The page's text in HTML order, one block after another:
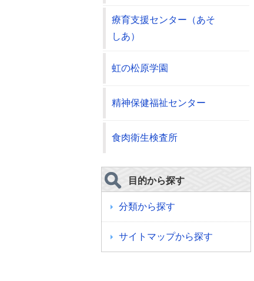
療育支援センター（あそ
しあ）
虹の松原学園
精神保健福祉センター
食肉衛生検査所
目的から探す
分類から探す
サイトマップから探す